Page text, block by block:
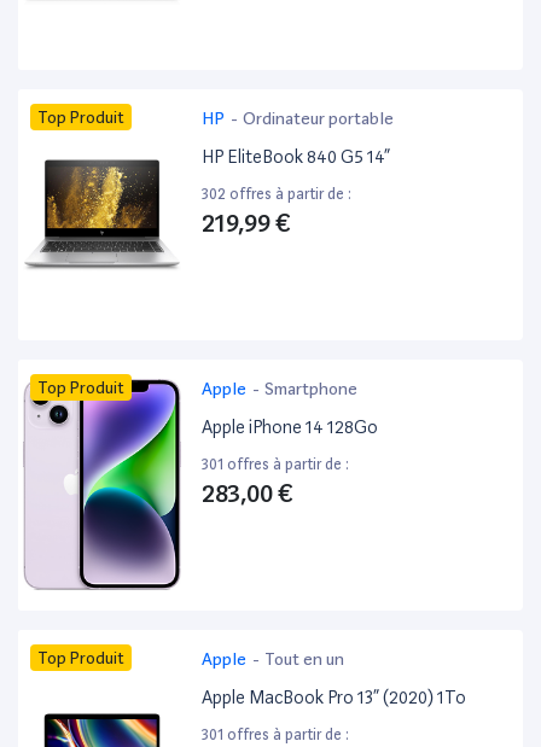
Top Produit HP - Ordinateur portable
HP EliteBook 840 G5 14”
302 offres à partir de :
219,99 €
Top Produit Apple - Smartphone
Apple iPhone 14 128Go
301 offres à partir de :
283,00 €
Top Produit Apple - Tout en un
Apple MacBook Pro 13” (2020) 1To
301 offres à partir de :